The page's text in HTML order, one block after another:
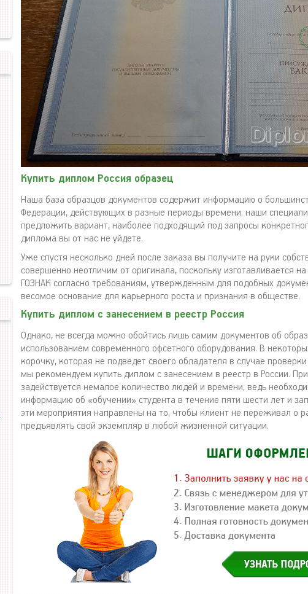
Купить диплом Россия образец
Наша база образцов документов содержит информацию о
Федерации, действующих в разные периоды времени. наши
предложить вариант, наиболее подходящий под запросы
диплома вы от нас не уйдете.
Уже спустя несколько дней после заказа вы получите на руки
совершенно неотличим от оригинала, поскольку изготавливается
ГОЗНАК согласно требованиям, утвержденным для подобных
весомое основание для карьерного роста и признания в обществе.
Купить диплом с занесением в реестр Россия
Однако, не всегда можно обойтись лишь самим документов об
использованием современного офсетного оборудования. В
корочку, которая не подведет своего обладателя в случае
мы рекомендуем купить диплом с занесением в реестр в России.
задействуется немалое количество людей и времени, ведь
информацию об «обучении» студента в течение пяти шести лет и
эти мероприятия направлены на то, чтобы клиент не переживал о
предъявлять свой экземпляр в любой жизненной ситуации.